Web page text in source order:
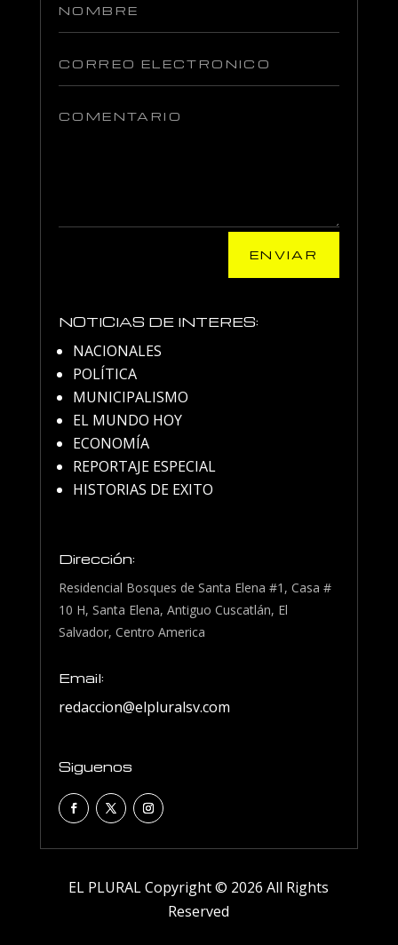
ENVIAR
NOTICIAS DE INTERES:
NACIONALES
POLÍTICA
MUNICIPALISMO
EL MUNDO HOY
ECONOMÍA
REPORTAJE ESPECIAL
HISTORIAS DE EXITO
Dirección:
Residencial Bosques de Santa Elena #1, Casa #
10 H, Santa Elena, Antiguo Cuscatlán, El
Salvador, Centro America
Email:
redaccion@elpluralsv.com
Siguenos
EL PLURAL Copyright © 2026 All Rights
Reserved